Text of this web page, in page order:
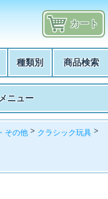
カート
種類別 商品検索
ニュー
その他 > クラシック玩具 >